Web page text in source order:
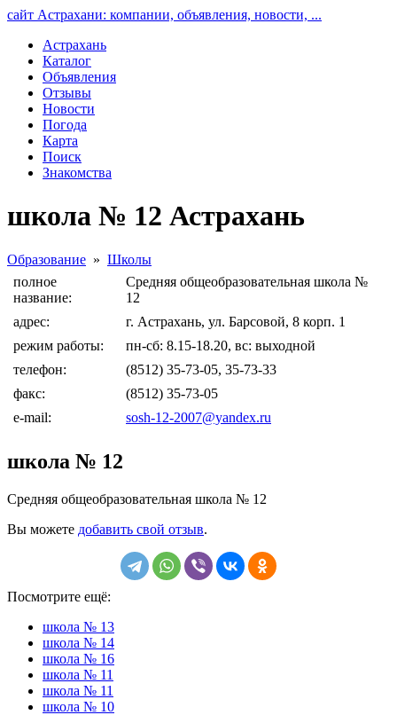
сайт Астрахани: компании, объявления, новости, ...
Астрахань
Каталог
Объявления
Отзывы
Новости
Погода
Карта
Поиск
Знакомства
школа № 12 Астрахань
Образование » Школы
полное
название:
Средняя общеобразовательная школа №
12
адрес:
г. Астрахань, ул. Барсовой, 8 корп. 1
режим работы:
пн-сб: 8.15-18.20, вс: выходной
телефон:
(8512) 35-73-05, 35-73-33
факс:
(8512) 35-73-05
e-mail:
sosh-12-2007@yandex.ru
школа № 12
Средняя общеобразовательная школа № 12
Вы можете добавить свой отзыв.
Посмотрите ещё:
школа № 13
школа № 14
школа № 16
школа № 11
школа № 11
школа № 10